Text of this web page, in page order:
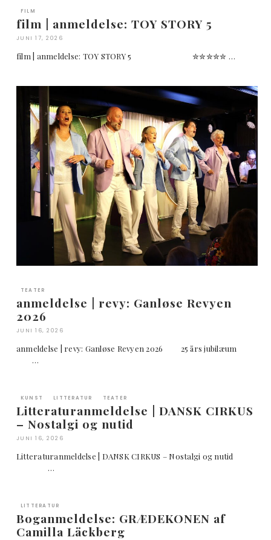
FILM
film | anmeldelse: TOY STORY 5
JUNI 17, 2026
film | anmeldelse: TOY STORY 5 ✮✮✮✮✮ …
TEATER
anmeldelse | revy: Ganløse Revyen
2026
JUNI 16, 2026
anmeldelse | revy: Ganløse Revyen 2026 25 års jubilæum
…
KUNST LITTERATUR TEATER
Litteraturanmeldelse | DANSK CIRKUS
– Nostalgi og nutid
JUNI 16, 2026
Litteraturanmeldelse | DANSK CIRKUS – Nostalgi og nutid
…
LITTERATUR
Boganmeldelse: GRÆDEKONEN af
Camilla Läckberg